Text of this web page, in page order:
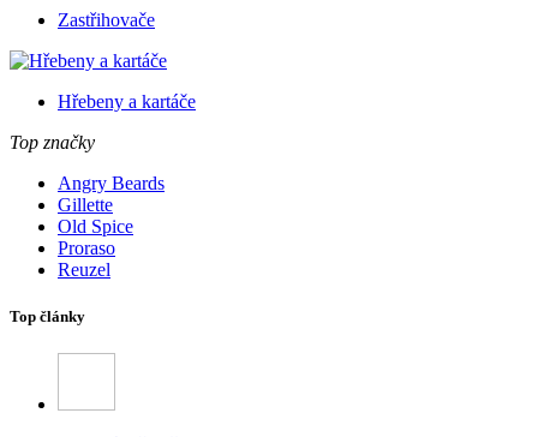
Zastřihovače
Hřebeny a kartáče
Top značky
Angry Beards
Gillette
Old Spice
Proraso
Reuzel
Top články